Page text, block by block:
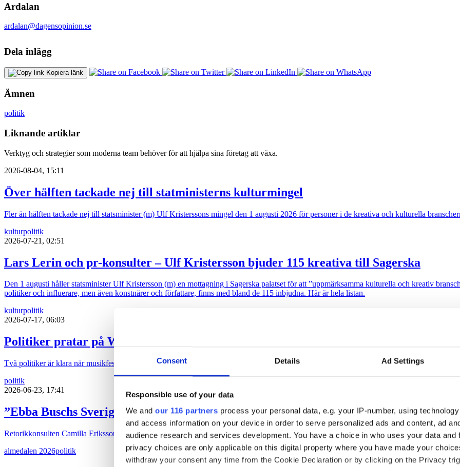
Consent Details Ad Settings
Responsible use of your data
We and our 116 partners process your personal data, e.g. your IP-number, using
and access information on your device in order to serve personalized ads and content, ad
audience research and services development. You have a choice in who uses your data and
privacy choices are only applicable on this digital property where you have made your
withdraw your consent any time from the Cookie Declaration or by clicking on the Privacy
Ardalan
ardalan@dagensopinion.se
Dela inlägg
Kopiera länk
Ämnen
politik
Liknande artiklar
Verktyg och strategier som moderna team behöver för att hjälpa sina företag att växa.
2026-08-04, 15:11
Över hälften tackade nej till statministerns kulturmingel
Fler än hälften tackade nej till statsminister (m) Ulf Kristerssons mingel den 1 augusti 2026 för personer i de kreativa och kulturella
kulturpolitik
2026-07-21, 02:51
Lars Lerin och pr-konsulter – Ulf Kristersson bjuder 115 kreativa till Sagerska
Den 1 augusti håller statsminister Ulf Kristersson (m) en mottagning i Sagerska palatset för att ”uppmärksamma kulturella och kreativ
politiker och influerare, men även konstnärer och författare, finns med bland de 115 inbjudna. Här är hela listan.
kulturpolitik
2026-07-17, 06:03
Politiker pratar på Way out West
Två politiker är klara när musikfestivalen Way out West återinför samtal i programmet. Programledare är Messiah Hallberg, som vanligtvis
politik
2026-06-23, 17:41
”Ebba Buschs Sverigedröm kräver hårdare auktoritet”
Retorikkonsulten Camilla Eriksson analyserar partiledartalen i Almedalen via sin proprietära varumärkesmodell Field of Meaning. Först ut är
almedalen 2026politik